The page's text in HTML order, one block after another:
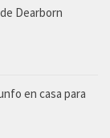
Dearborn
en casa para